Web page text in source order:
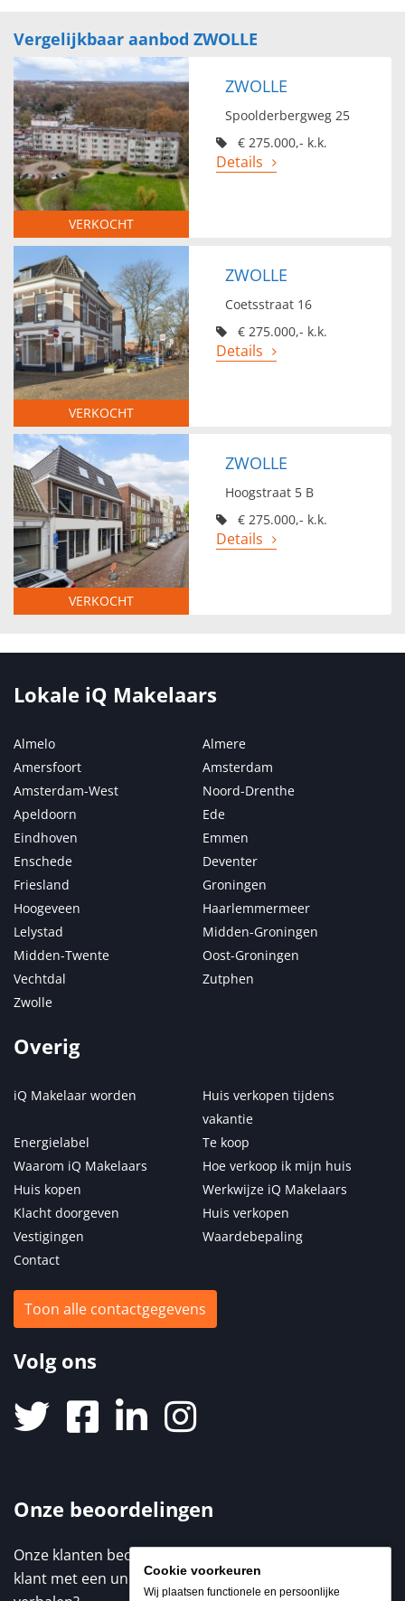
Cookie voorkeuren
Wij plaatsen functionele en persoonlijke
Vergelijkbaar aanbod ZWOLLE
VERKOCHT
ZWOLLE
Spoolderbergweg 25
€ 275.000,- k.k.
Details
VERKOCHT
ZWOLLE
Coetsstraat 16
€ 275.000,- k.k.
Details
VERKOCHT
ZWOLLE
Hoogstraat 5 B
€ 275.000,- k.k.
Details
Lokale iQ Makelaars
Almelo
Almere
Amersfoort
Amsterdam
Amsterdam-West
Noord-Drenthe
Apeldoorn
Ede
Eindhoven
Emmen
Enschede
Deventer
Friesland
Groningen
Hoogeveen
Haarlemmermeer
Lelystad
Midden-Groningen
Midden-Twente
Oost-Groningen
Vechtdal
Zutphen
Zwolle
Overig
iQ Makelaar worden
Huis verkopen tijdens
vakantie
Energielabel
Te koop
Waarom iQ Makelaars
Hoe verkoop ik mijn huis
Huis kopen
Werkwijze iQ Makelaars
Klacht doorgeven
Huis verkopen
Vestigingen
Waardebepaling
Contact
Toon alle contactgegevens
Volg ons
Onze beoordelingen
Onze klanten beoordelen ons met een 9,3 / 10. Elke
klant met een unieke ervaring. Benieuwd naar de